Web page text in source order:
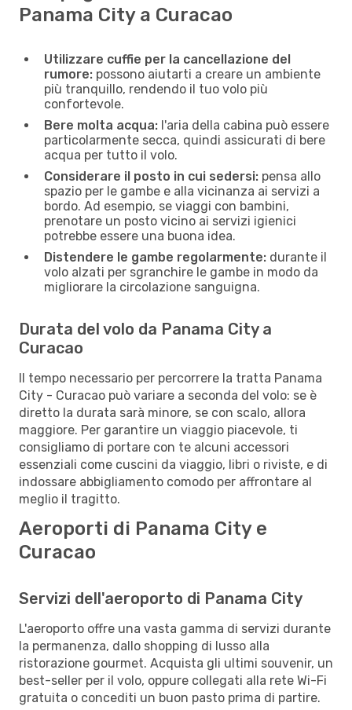
Panama City a Curacao
Utilizzare cuffie per la cancellazione del
rumore: possono aiutarti a creare un ambiente
più tranquillo, rendendo il tuo volo più
confortevole.
Bere molta acqua: l'aria della cabina può essere
particolarmente secca, quindi assicurati di bere
acqua per tutto il volo.
Considerare il posto in cui sedersi: pensa allo
spazio per le gambe e alla vicinanza ai servizi a
bordo. Ad esempio, se viaggi con bambini,
prenotare un posto vicino ai servizi igienici
potrebbe essere una buona idea.
Distendere le gambe regolarmente: durante il
volo alzati per sgranchire le gambe in modo da
migliorare la circolazione sanguigna.
Durata del volo da Panama City a
Curacao
Il tempo necessario per percorrere la tratta Panama
City - Curacao può variare a seconda del volo: se è
diretto la durata sarà minore, se con scalo, allora
maggiore. Per garantire un viaggio piacevole, ti
consigliamo di portare con te alcuni accessori
essenziali come cuscini da viaggio, libri o riviste, e di
indossare abbigliamento comodo per affrontare al
meglio il tragitto.
Aeroporti di Panama City e
Curacao
Servizi dell'aeroporto di Panama City
L'aeroporto offre una vasta gamma di servizi durante
la permanenza, dallo shopping di lusso alla
ristorazione gourmet. Acquista gli ultimi souvenir, un
best-seller per il volo, oppure collegati alla rete Wi-Fi
gratuita o concediti un buon pasto prima di partire.